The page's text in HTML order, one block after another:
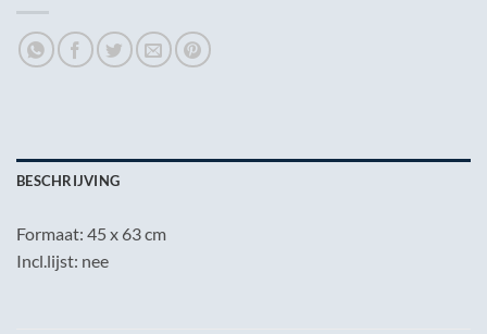
BESCHRIJVING
Formaat: 45 x 63 cm
Incl.lijst: nee